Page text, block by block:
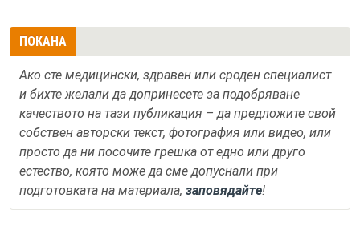
ПОКАНА
Ако сте медицински, здравен или сроден специалист
и бихте желали да допринесете за подобряване
качеството на тази публикация – да предложите свой
собствен авторски текст, фотография или видео, или
просто да ни посочите грешка от едно или друго
естество, която може да сме допуснали при
подготовката на материала, заповядайте!